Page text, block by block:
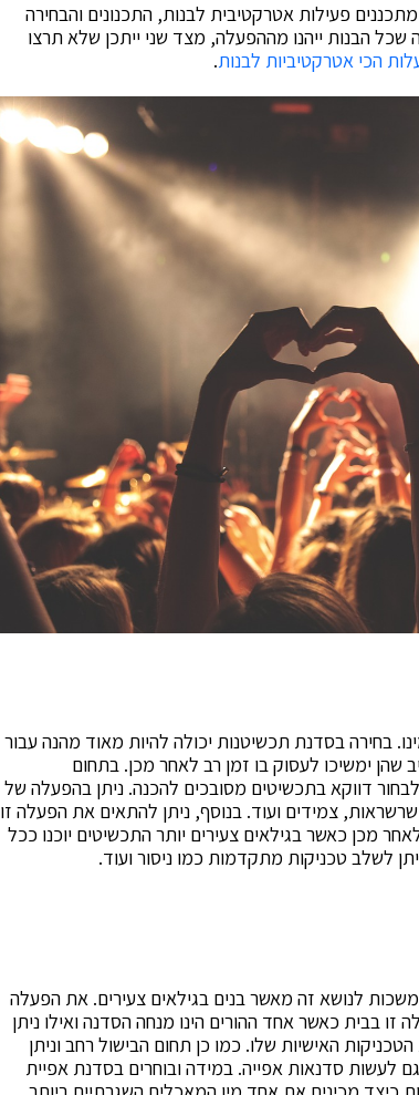
פעילות אטרקטיבית לבנות, התכנונים והבחירה
הבנות ייהנו מההפעלה, מצד שני ייתכן שלא תרצו
הכי אטרקטיביות לבנות.
בחירה בסדנת תכשיטנות יכולה להיות מאוד מהנה עבור
שהן ימשיכו לעסוק בו זמן רב לאחר מכן. בתחום
דווקא בתכשיטים מסובכים להכנה. ניתן בהפעלה של
צמידים ועוד. בנוסף, ניתן להתאים את הפעלה זו
הגילאים. בין אם מדובר בילדות עד גיל 8 או לאחר מכן כאשר בגילאים צעירים יותר התכשיטים יוכנו ככל
לשלב טכניקות מתקדמות כמו ניסור ועוד.
לנושא זה מאשר בנים בגילאים צעירים. את הפעלה
בבית כאשר אחד ההורים הינו מנחה הסדנה ואילו ניתן
האישיות שלו. כמו כן תחום הבישול רחב וניתן
לעשות סדנאות אפייה. במידה ובוחרים בסדנת אפיית